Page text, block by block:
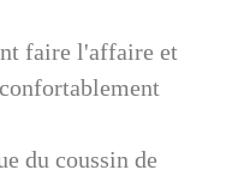
faire l'affaire et
du coussin de